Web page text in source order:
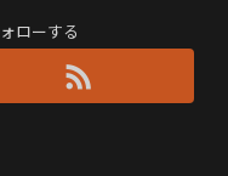
ローする